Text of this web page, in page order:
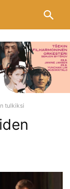
tulkiksi